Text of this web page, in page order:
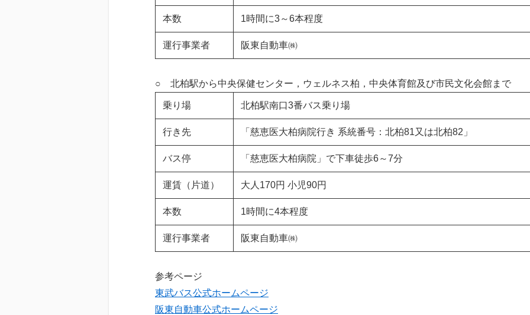
本数 1時間に3～6本程度
運行事業者 阪東自動車㈱
○ 北柏駅から中央保健センター，ウェルネス柏，中央体育館及び市民文化会館まで
乗り場 北柏駅南口3番バス乗り場
行き先 「慈恵医大柏病院行き 系統番号：北柏81又は北柏82」
バス停 「慈恵医大柏病院」で下車徒歩6～7分
運賃（片道） 大人170円 小児90円
本数 1時間に4本程度
運行事業者 阪東自動車㈱
参考ページ
東武バス公式ホームページ
阪東自動車公式ホームページ